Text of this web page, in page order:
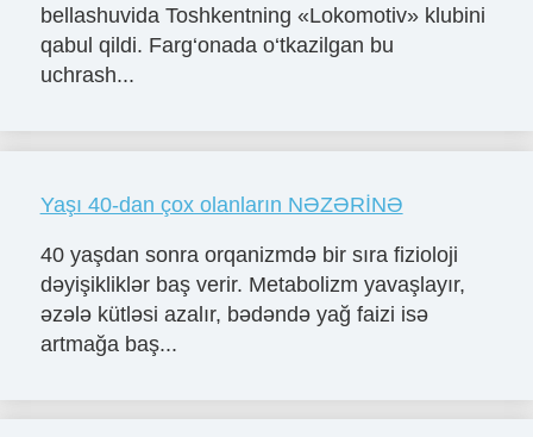
bellashuvida Toshkentning «Lokomotiv» klubini
qabul qildi. Farg‘onada o‘tkazilgan bu
uchrash...
Yaşı 40-dan çox olanların NƏZƏRİNƏ
40 yaşdan sonra orqanizmdə bir sıra fizioloji
dəyişikliklər baş verir. Metabolizm yavaşlayır,
əzələ kütləsi azalır, bədəndə yağ faizi isə
artmağa baş...